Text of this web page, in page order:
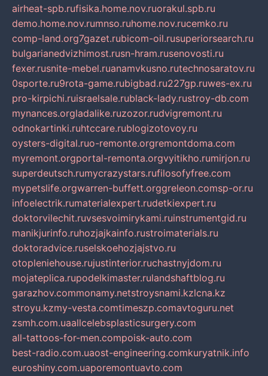
airheat-spb.rufisika.home.nov.ruorakul.spb.ru
demo.home.nov.rumnso.ruhome.nov.rucemko.ru
comp-land.org7gazet.rubicom-oil.rusuperiorsearch.ru
bulgarianedvizhimost.rusn-hram.rusenovosti.ru
fexer.rusnite-mebel.ruanamvkusno.rutechnosaratov.ru
0sporte.ru9rota-game.rubigbad.ru227gp.ruwes-ex.ru
pro-kirpichi.ruisraelsale.rublack-lady.rustroy-db.com
mynances.orgladalike.ruzozor.rudvigremont.ru
odnokartinki.ruhtccare.rublogizotovoy.ru
oysters-digital.ruo-remonte.orgremontdoma.com
myremont.orgportal-remonta.orgvyitikho.rumirjon.ru
superdeutsch.rumycrazystars.rufilosofyfree.com
mypetslife.orgwarren-buffett.orggreleon.comsp-or.ru
infoelectrik.rumaterialexpert.rudetkiexpert.ru
doktorvilechit.ruvsesvoimirykami.ruinstrumentgid.ru
manikjurinfo.ruhozjajkainfo.rustroimaterials.ru
doktoradvice.ruselskoehozjajstvo.ru
otopleniehouse.rujustinterior.ruchastnyjdom.ru
mojateplica.rupodelkimaster.rulandshaftblog.ru
garazhov.commonamy.netstroysnami.kzlcna.kz
stroyu.kzmy-vesta.comtimeszp.comavtoguru.net
zsmh.com.uaallcelebsplasticsurgery.com
all-tattoos-for-men.compoisk-auto.com
best-radio.com.uaost-engineering.comkuryatnik.info
euroshiny.com.uaporemontuavto.com